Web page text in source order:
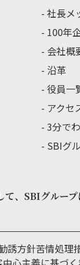
社長メ
100年
会社概
沿革
役員一
アクセ
3分で
SBIグ
、 SBIグルー
誘方針苦情処理